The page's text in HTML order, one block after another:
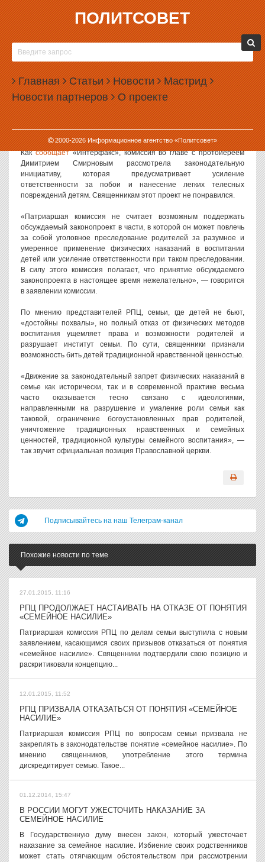
ПОЛИТСОВЕТ
Главная Статьи Новости Мастрид
Новости партнеров О проекте
2000-2026Информационное агентство «Политсовет»
25.11.2014, 13:23
РПЦ ПРИЗНАЛА ФИЗИЧЕСКОЕ НАКАЗАНИЕ
ТРАДИЦИОННОЙ СЕМЕЙНОЙ ЦЕННОСТЬЮ
Патриаршая комиссия Русской Православной Церкви по
вопросам семьи, защиты материнства и детства не поддержала
законопроект о полном запрете физического наказания детей. В
РПЦ считают, что бить детей хоть и нежелательно, но иногда
можно.
Каксообщает«Интерфакс», комиссия во главе с протоиереем
Димитрием Смирновым рассмотрела законодательную
инициативу, которая предусматривает усиление
ответственности за побои и нанесение легких телесных
повреждений детям. Священникам этот проект не понравился.
«Патриаршая комиссия не считает возможным поддержать
обсуждаемый законопроект в части, в которой он может повлечь
за собой уголовное преследование родителей за разумное и
умеренное применение физических наказаний в воспитании
детей или усиление ответственности при таком преследовании.
В силу этого комиссия полагает, что принятие обсуждаемого
законопроекта в настоящее время нежелательно», — говорится
в заявлении комиссии.
По мнению представителей РПЦ, семьи, где детей не бьют,
«достойны похвалы», но полный отказ от физических методов
воспитания ущемляет права и возможности родителей и
разрушает институт семьи. По сути, священники признали
возможность бить детей традиционной нравственной ценностью.
«Движение за законодательный запрет физических наказаний в
семье как исторически, так и в современной практике весьма
часто оказывается тесно связано с идеологиями,
направленными на разрушение и умаление роли семьи как
таковой, ограничение богоустановленных прав родителей,
уничтожение традиционных нравственных и семейных
ценностей, традиционной культуры семейного воспитания», —
так звучит официальная позиция Православной церкви.
Подписывайтесь на наш Телеграм-канал
Похожие новости по теме
27.01.2015, 11:16
РПЦ ПРОДОЛЖАЕТ НАСТАИВАТЬ НА ОТКАЗЕ ОТ ПОНЯТИЯ
«СЕМЕЙНОЕ НАСИЛИЕ»
Патриаршая комиссия РПЦ по делам семьи выступила с новым
заявлением, касающимся своих призывов отказаться от понятия
«семейное насилие». Священники подтвердили свою позицию и
раскритиковали концепцию...
12.01.2015, 11:52
РПЦ ПРИЗВАЛА ОТКАЗАТЬСЯ ОТ ПОНЯТИЯ «СЕМЕЙНОЕ
НАСИЛИЕ»
Патриаршая комиссия РПЦ по вопросам семьи призвала не
закреплять в законодательстве понятие «семейное насилие». По
мнению священников, употребление этого термина
дискредитирует семью. Такое...
01.12.2014, 15:47
В РОССИИ МОГУТ УЖЕСТОЧИТЬ НАКАЗАНИЕ ЗА
СЕМЕЙНОЕ НАСИЛИЕ
В Государственную думу внесен закон, который ужесточает
наказание за семейное насилие. Избиение своих родственников
может стать отягчающим обстоятельством при рассмотрении